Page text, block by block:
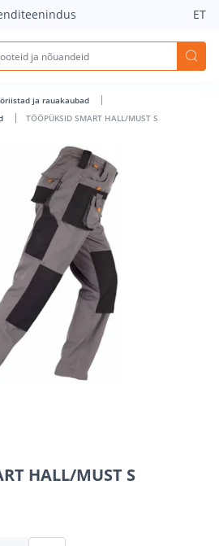
MUST S - Bauhof has loaded ET
ja rauakaubad
TÖÖPÜKSID SMART HALL/MUST S
HALL/MUST S